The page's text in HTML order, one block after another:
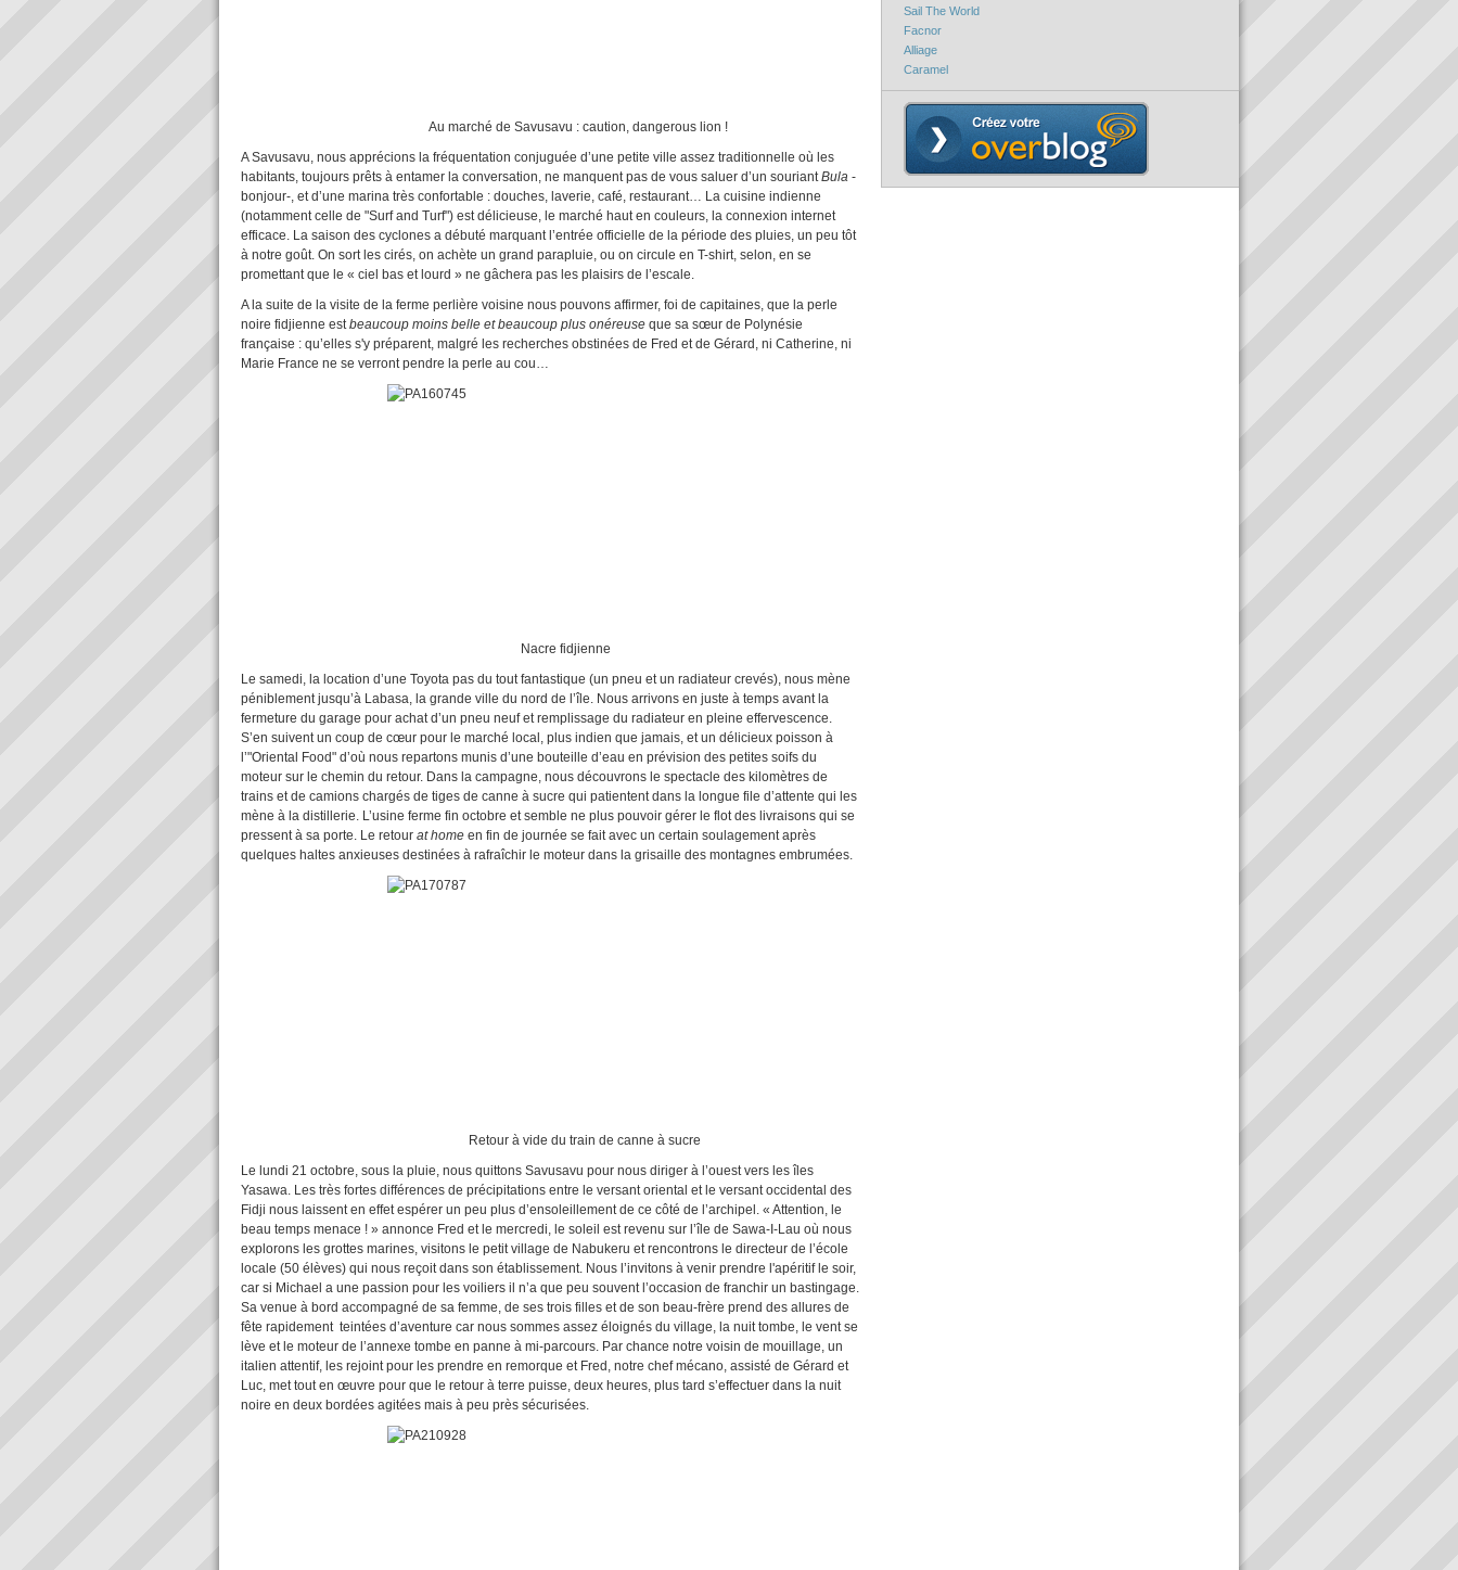
Au marché de Savusavu : caution, dangerous lion !
A Savusavu, nous apprécions la fréquentation conjuguée d’une petite ville assez traditionnelle où les
habitants, toujours prêts à entamer la conversation, ne manquent pas de vous saluer d’un souriantBula -
bonjour-, et d’une marina très confortable : douches, laverie, café, restaurant… La cuisine indienne
(notamment celle de "Surf and Turf") est délicieuse, le marché haut en couleurs, la connexion internet
efficace. La saison des cyclones a débuté marquant l’entrée officielle de la période des pluies, un peu tôt
à notre goût. On sort les cirés, on achète un grand parapluie, ou on circule en T-shirt, selon, en se
promettant que le « ciel bas et lourd » ne gâchera pas les plaisirs de l’escale.
A la suite de la visite de la ferme perlière voisine nous pouvons affirmer, foi de capitaines, que la perle
noire fidjienne estbeaucoup moins belle et beaucoup plus onéreuse que sa sœur de Polynésie
française : qu’elles s'y préparent, malgré les recherches obstinées de Fred et de Gérard, ni Catherine, ni
Marie France ne se verront pendre la perle au cou…
Nacre fidjienne
Le samedi, la location d’une Toyota pas du tout fantastique (un pneu et un radiateur crevés), nous mène
péniblement jusqu’à Labasa, la grande ville du nord de l’île. Nous arrivons en juste à temps avant la
fermeture du garage pour achat d’un pneu neuf et remplissage du radiateur en pleine effervescence.
S’en suivent un coup de cœur pour le marché local, plus indien que jamais, et un délicieux poisson à
l’"Oriental Food" d’où nous repartons munis d’une bouteille d’eau en prévision des petites soifs du
moteur sur le chemin du retour. Dans la campagne, nous découvrons le spectacle des kilomètres de
trains et de camions chargés de tiges de canne à sucre qui patientent dans la longue file d’attente qui les
mène à la distillerie. L’usine ferme fin octobre et semble ne plus pouvoir gérer le flot des livraisons qui se
pressent à sa porte. Le retour at home en fin de journée se fait avec un certain soulagement après
quelques haltes anxieuses destinées à rafraîchir le moteur dans la grisaille des montagnes embrumées.
Retour à vide du train de canne à sucre
Le lundi 21 octobre, sous la pluie, nous quittons Savusavu pour nous diriger à l’ouest vers les îles
Yasawa. Les très fortes différences de précipitations entre le versant oriental et le versant occidental des
Fidji nous laissent en effet espérer un peu plus d’ensoleillement de ce côté de l’archipel. « Attention, le
beau temps menace ! » annonce Fred et le mercredi, le soleil est revenu sur l’île de Sawa-I-Lau où nous
explorons les grottes marines, visitons le petit village de Nabukeru et rencontrons le directeur de l’école
locale (50 élèves) qui nous reçoit dans son établissement. Nous l’invitons à venir prendre l'apéritif le soir,
car si Michael a une passion pour les voiliers il n’a que peu souvent l’occasion de franchir un bastingage.
Sa venue à bord accompagné de sa femme, de ses trois filles et de son beau-frère prend des allures de
fête rapidement teintées d’aventure car nous sommes assez éloignés du village, la nuit tombe, le vent se
lève et le moteur de l’annexe tombe en panne à mi-parcours. Par chance notre voisin de mouillage, un
italien attentif, les rejoint pour les prendre en remorque et Fred, notre chef mécano, assisté de Gérard et
Luc, met tout en œuvre pour que le retour à terre puisse, deux heures, plus tard s’effectuer dans la nuit
noire en deux bordées agitées mais à peu près sécurisées.
Sail The World
Facnor
Alliage
Caramel